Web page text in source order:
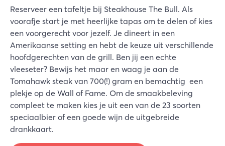
Reserveer een tafeltje bij Steakhouse The Bull. Als
voorafje start je met heerlijke tapas om te delen of kies
een voorgerecht voor jezelf. Je dineert in een
Amerikaanse setting en hebt de keuze uit verschillende
hoofdgerechten van de grill. Ben jij een echte
vleeseter? Bewijs het maar en waag je aan de
Tomahawk steak van 700(!) gram en bemachtig een
plekje op de Wall of Fame. Om de smaakbeleving
compleet te maken kies je uit een van de 23 soorten
speciaalbier of een goede wijn de uitgebreide
drankkaart.